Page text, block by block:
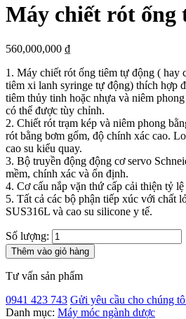
Máy chiết rót ống
560,000,000 ₫
1. Máy chiết rót ống tiêm tự động ( hay
tiêm xi lanh syringe tự động) thích hợp
tiêm thủy tinh hoặc nhựa và niêm
có thể được tùy chỉnh.
2. Chiết rót trạm kép và niêm phong
rót bằng bơm gốm, độ chính xác cao.
cao su kiểu quay.
3. Bộ truyền động động cơ servo
mềm, chính xác và ổn định.
4. Cơ cấu nắp vặn thứ cấp cải thiện tỷ
5. Tất cả các bộ phận tiếp xúc với chất
SUS316L và cao su silicone y tế.
Số lượng:
Thêm vào giỏ hàng
Tư vấn sản phẩm
0941 423 743 Gửi yêu cầu cho chúng
Danh mục: Máy móc ngành dược